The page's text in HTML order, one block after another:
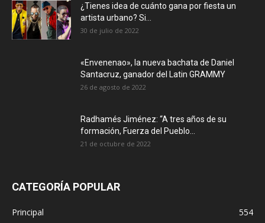
¿Tienes idea de cuánto gana por fiesta un
artista urbano? Si...
30 de julio de 2022
«Envenenao», la nueva bachata de Daniel
Santacruz, ganador del Latin GRAMMY
26 de agosto de 2022
Radhamés Jiménez: “A tres años de su
formación, Fuerza del Pueblo...
21 de octubre de 2022
CATEGORÍA POPULAR
Principal
554